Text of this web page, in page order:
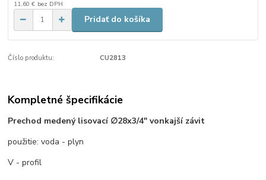
11,60 € bez DPH
Pridať do košíka
Číslo produktu: CU2813
Kompletné špecifikácie
Prechod medený lisovací ∅28x3/4" vonkajší závit
použitie: voda - plyn
V - profil